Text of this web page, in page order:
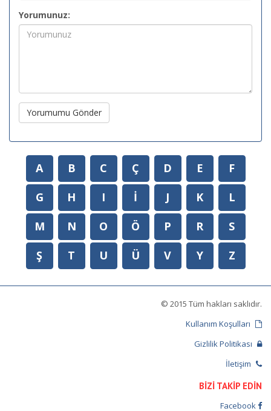
Yorumunuz:
Yorumumu Gönder
A B C Ç D E
F
G
H I İ J K
L
M
N O Ö P R
S
Ş
T U Ü V Y Z
© 2015 Tüm hakları saklıdır.
Kullanım Koşulları
Gizlilik Politikası
İletişim
BİZİ TAKİP EDİN
Facebook